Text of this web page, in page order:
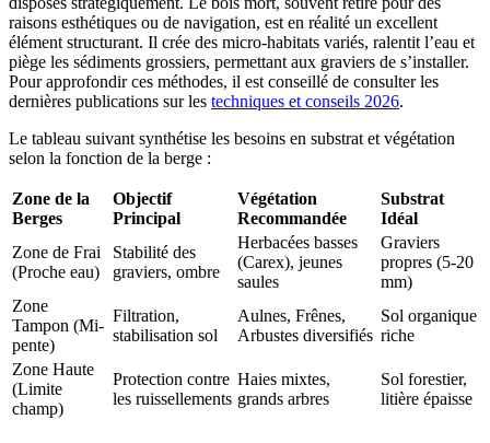
raisons esthétiques ou de navigation, est en réalité un excellent
élément structurant. Il crée des micro-habitats variés, ralentit l’eau et
piège les sédiments grossiers, permettant aux graviers de s’installer.
Pour approfondir ces méthodes, il est conseillé de consulter les
dernières publications sur les techniques et conseils 2026.
Le tableau suivant synthétise les besoins en substrat et végétation
selon la fonction de la berge :
Zone de la
Berges
Objectif
Principal
Végétation
Recommandée
Substrat
Idéal
Zone de Frai
(Proche eau)
Stabilité des
graviers, ombre
Herbacées basses
(Carex), jeunes
saules
Graviers
propres (5-20
mm)
Zone
Tampon (Mi-
pente)
Filtration,
stabilisation sol
Aulnes, Frênes,
Arbustes diversifiés
Sol organique
riche
Zone Haute
(Limite
champ)
Protection contre
les ruissellements
Haies mixtes,
grands arbres
Sol forestier,
litière épaisse